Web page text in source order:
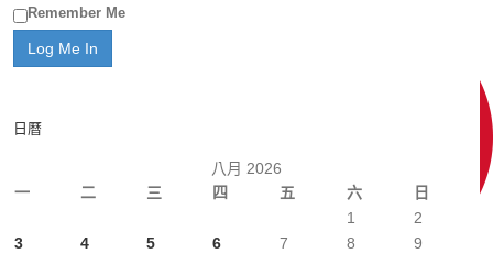
Remember Me
日曆
八月 2026
一
二 三 四 五 六 日
1
2
3
4 5 6 7 8
9